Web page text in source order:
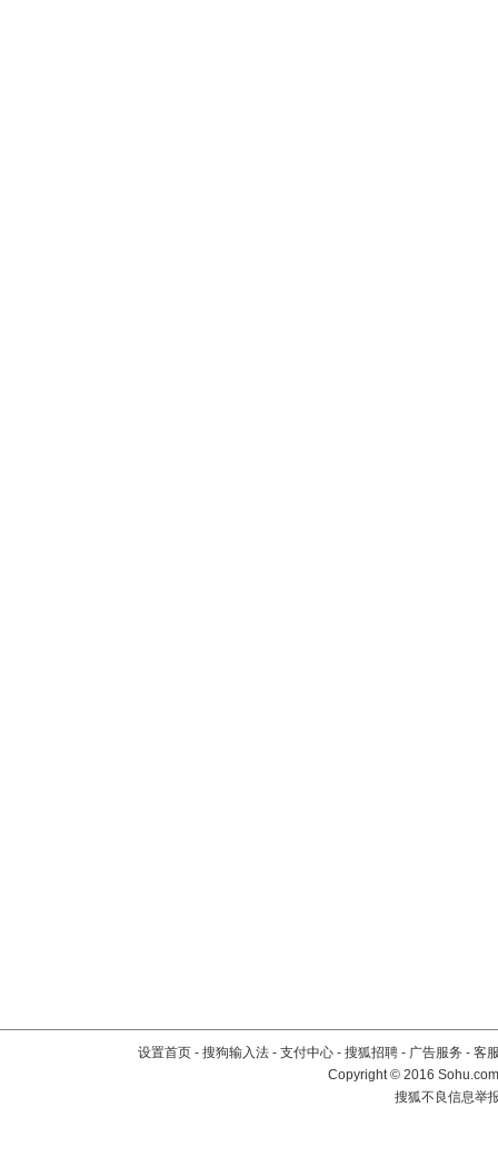
设置首页 - 搜狗输入法 - 支付中心 - 搜狐招聘 - 广告服务 - 客
Copyright©2016
搜狐不良信息举